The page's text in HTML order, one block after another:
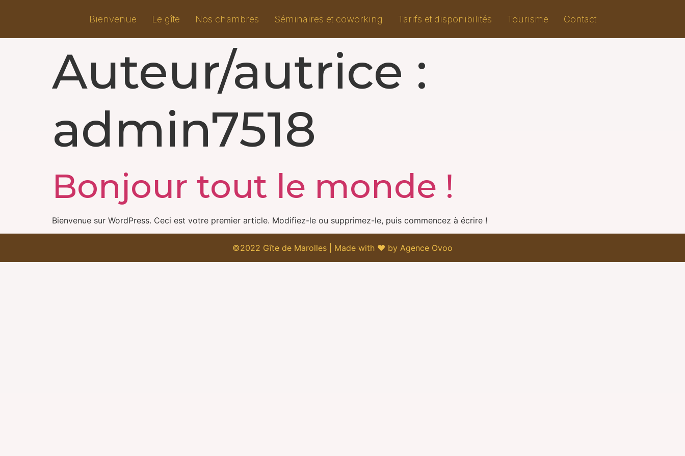
Bienvenue Le gîte Nos chambres Séminaires et coworking Tarifs et disponibilités Tourisme Contact
Auteur/autrice :
admin7518
Bonjour tout le monde !
Bienvenue sur WordPress. Ceci est votre premier article. Modifiez-le ou supprimez-le, puis commencez à écrire !
©2022 Gîte de Marolles | Made with ♥ by Agence Ovoo